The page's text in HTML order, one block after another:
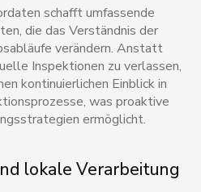
schafft umfassende
die das Verständnis der
verändern. Anstatt
Inspektionen zu verlassen,
kontinuierlichen Einblick in
was proaktive
ermöglicht.
lokale Verarbeitung